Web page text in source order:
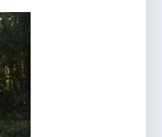
Douvres